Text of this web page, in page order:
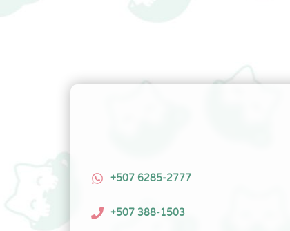
+507 6285-2777
+507 388-1503